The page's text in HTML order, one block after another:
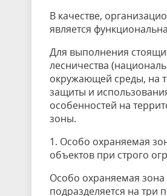
В качестве,
является
Для выполнения
лесничества
окружающей среды, на
защиты и
особенностей на
зоны.
1. Особо охраняемая
объектов при строго
Особо охраняемая зона
подразделяется на три